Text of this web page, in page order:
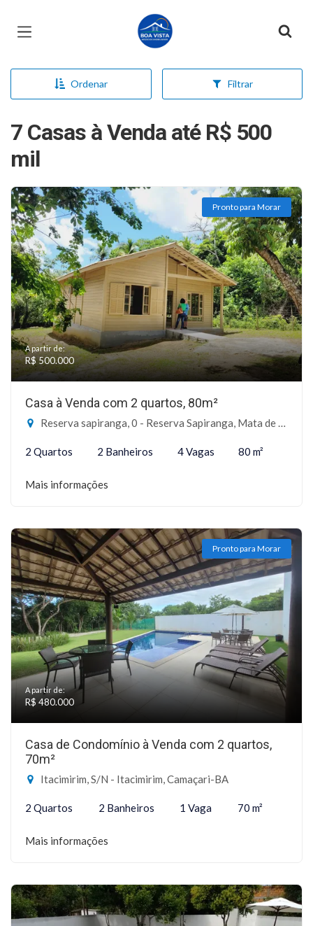
Página inicial
Ordenar Filtrar
7 Casas à Venda até R$ 500
mil
Pronto para Morar
A partir de:
R$ 500.000
Casa à Venda com 2 quartos, 80m²
Reserva sapiranga, 0 - Reserva Sapiranga, Mata de São João-BA
2 Quartos 2 Banheiros 4 Vagas 80 m²
Mais informações
Pronto para Morar
A partir de:
R$ 480.000
Casa de Condomínio à Venda com 2 quartos,
70m²
Itacimirim, S/N - Itacimirim, Camaçari-BA
2 Quartos 2 Banheiros 1 Vaga 70 m²
Mais informações